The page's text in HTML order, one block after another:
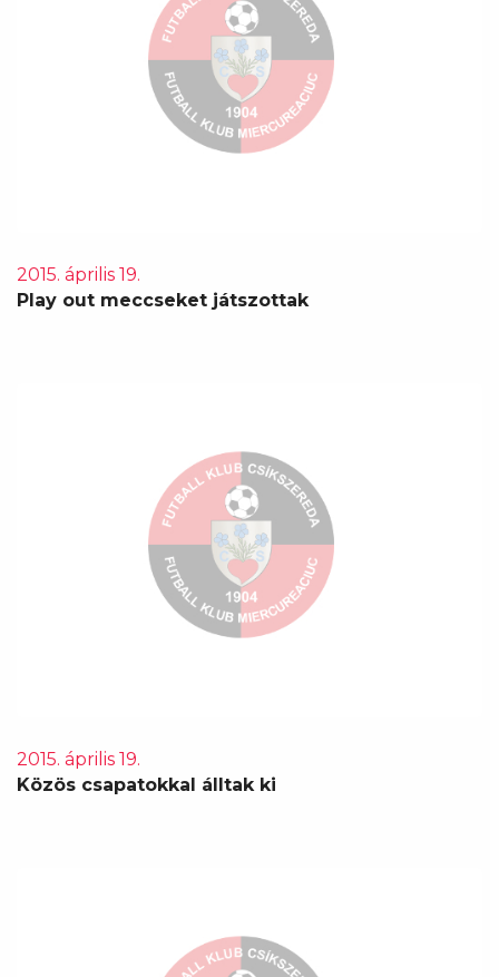
2015. április 19.
Play out meccseket játszottak
2015. április 19.
Közös csapatokkal álltak ki